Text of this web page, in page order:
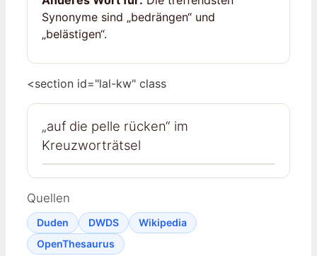
Synonyme sind „bedrängen“ und
„belästigen“.
<section id="lal-kw" class
„auf die pelle rücken“ im
Kreuzworträtsel
Quellen
Duden DWDS
Wikipedia
OpenThesaurus